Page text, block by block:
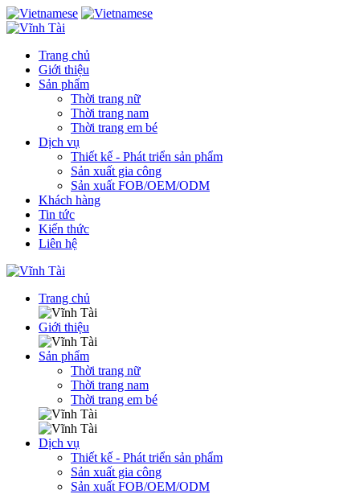
Trang chủ
Giới thiệu
Sản phẩm
Thời trang nữ
Thời trang nam
Thời trang em bé
Dịch vụ
Thiết kế - Phát triển sản phẩm
Sản xuất gia công
Sản xuất FOB/OEM/ODM
Khách hàng
Tin tức
Kiến thức
Liên hệ
Trang chủ
Giới thiệu
Sản phẩm
Thời trang nữ
Thời trang nam
Thời trang em bé
Dịch vụ
Thiết kế - Phát triển sản phẩm
Sản xuất gia công
Sản xuất FOB/OEM/ODM